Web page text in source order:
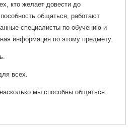
кто желает довести до
общаться, работают
специалисты по обучению и
информация по этому предмету.
всех.
мы способны общаться.